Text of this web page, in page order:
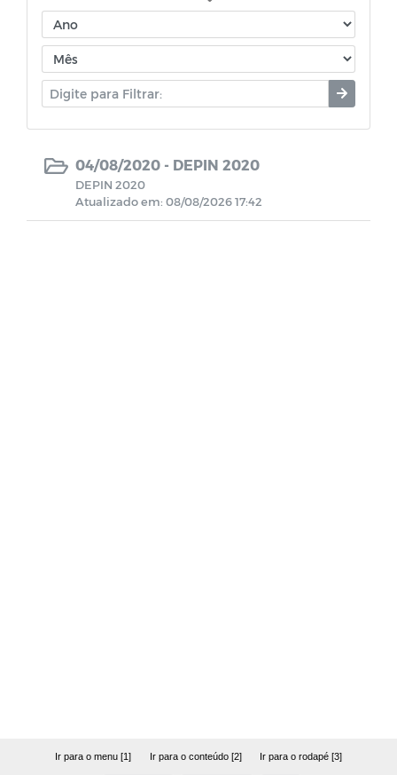
RREO do RPPS
Eventos
Folha inativos
Folha Pensionista
PORTARIAS RPPS 2023
04/08/2020 - DEPIN 2020
DEPIN 2020
Atualizado em: 08/08/2026 17:42
Ir para o menu [1] Ir para o conteúdo [2] Ir para o rodapé [3]